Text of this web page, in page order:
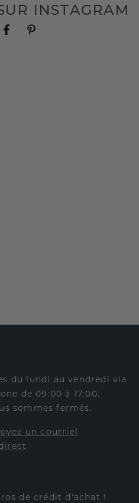
INSTAGRAM
du lundi au vendredi via
de 09:00 à 17:00.
sommes fermés.
un courriel
de crédit d'achat !